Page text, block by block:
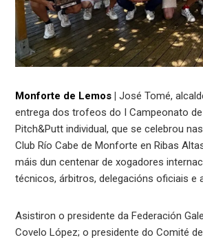
Monforte de Lemos
José Tomé,
entrega dos trofeos do I Campeonato de
Pitch&Putt individual, que se celebrou
Club Río Cabe de Monforte en Ribas
máis dun centenar de xogadores
técnicos, árbitros, delegacións oficiais e
Asistiron o presidente da Federación
Covelo López; o presidente do Comité